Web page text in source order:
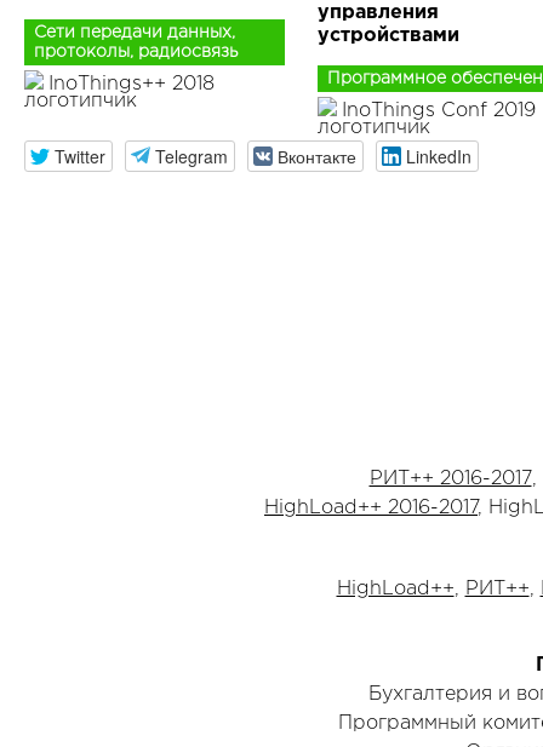
Сети передачи данных,
протоколы, радиосвязь
InoThings++ 2018
управления
устройствами
Программное
InoThings Conf 2019
Twitter Telegram Вконтакте LinkedIn
РИТ++ 2016-2017,
HighLoad++ 2016-2017,
HighLoad++, РИТ++,
Бухгалтерия и
Программный